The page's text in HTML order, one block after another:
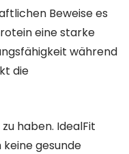
Beweise es
eine starke
während
die
haben. IdealFit
gesunde